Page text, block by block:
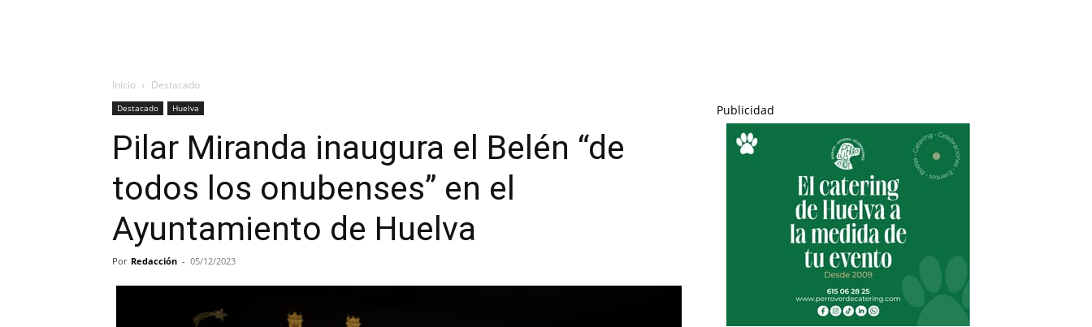
Inicio Destacado
Destacado Huelva
Pilar Miranda inaugura el Belén “de
todos los onubenses” en el
Ayuntamiento de Huelva
Por Redacción - 05/12/2023
Publicidad